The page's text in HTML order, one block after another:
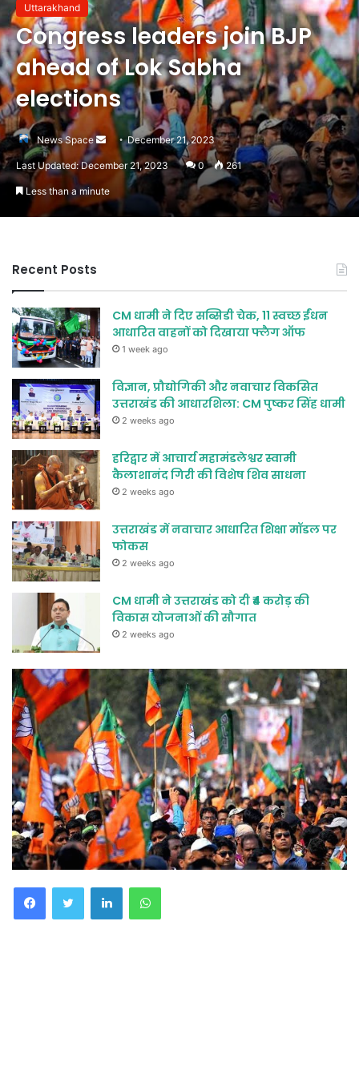
Uttarakhand
Congress leaders join BJP
ahead of Lok Sabha
elections
News Space
Send
email
December 21, 2023
Last Updated: December 21, 2023 0 261
Less than a minute
FacebookTwitter LinkedInWhatsApp
Recent Posts
CM धामी ने दिए सब्सिडी चेक, 11 स्वच्छ ईंधन
आधारित वाहनों को दिखाया फ्लैग ऑफ
1 week ago
विज्ञान, प्रौद्योगिकी और नवाचार विकसित
उत्तराखंड की आधारशिला: CM पुष्कर सिंह धामी
2 weeks ago
हरिद्वार में आचार्य महामंडलेश्वर स्वामी
कैलाशानंद गिरी की विशेष शिव साधना
2 weeks ago
उत्तराखंड में नवाचार आधारित शिक्षा मॉडल पर
फोकस
2 weeks ago
CM धामी ने उत्तराखंड को दी ₹4 करोड़ की
विकास योजनाओं की सौगात
2 weeks ago